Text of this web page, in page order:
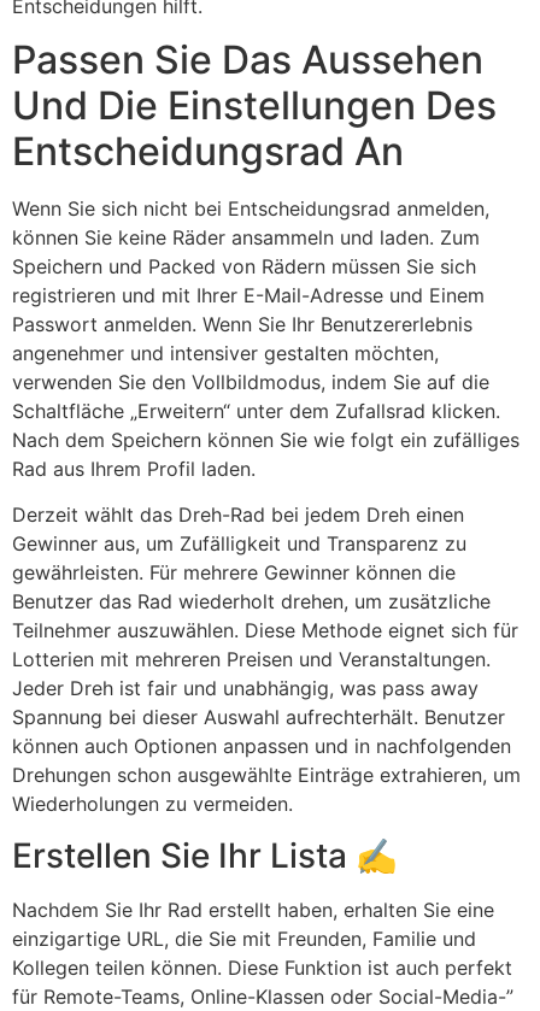
Entscheidungen hilft.
Passen Sie Das Aussehen
Und Die Einstellungen Des
Entscheidungsrad An
Wenn Sie sich nicht bei Entscheidungsrad anmelden,
können Sie keine Räder ansammeln und laden. Zum
Speichern und Packed von Rädern müssen Sie sich
registrieren und mit Ihrer E-Mail-Adresse und Einem
Passwort anmelden. Wenn Sie Ihr Benutzererlebnis
angenehmer und intensiver gestalten möchten,
verwenden Sie den Vollbildmodus, indem Sie auf die
Schaltfläche „Erweitern“ unter dem Zufallsrad klicken.
Nach dem Speichern können Sie wie folgt ein zufälliges
Rad aus Ihrem Profil laden.
Derzeit wählt das Dreh-Rad bei jedem Dreh einen
Gewinner aus, um Zufälligkeit und Transparenz zu
gewährleisten. Für mehrere Gewinner können die
Benutzer das Rad wiederholt drehen, um zusätzliche
Teilnehmer auszuwählen. Diese Methode eignet sich für
Lotterien mit mehreren Preisen und Veranstaltungen.
Jeder Dreh ist fair und unabhängig, was pass away
Spannung bei dieser Auswahl aufrechterhält. Benutzer
können auch Optionen anpassen und in nachfolgenden
Drehungen schon ausgewählte Einträge extrahieren, um
Wiederholungen zu vermeiden.
Erstellen Sie Ihr Lista ✍️
Nachdem Sie Ihr Rad erstellt haben, erhalten Sie eine
einzigartige URL, die Sie mit Freunden, Familie und
Kollegen teilen können. Diese Funktion ist auch perfekt
für Remote-Teams, Online-Klassen oder Social-Media-”